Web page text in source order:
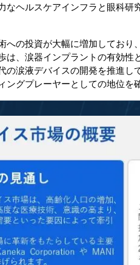
なヘルスケアインフラと眼科
への投資が大幅に増加してお
は、涙器インプラントの有効
の涙液デバイスの開発を推進
ングプレーヤーとしての地位